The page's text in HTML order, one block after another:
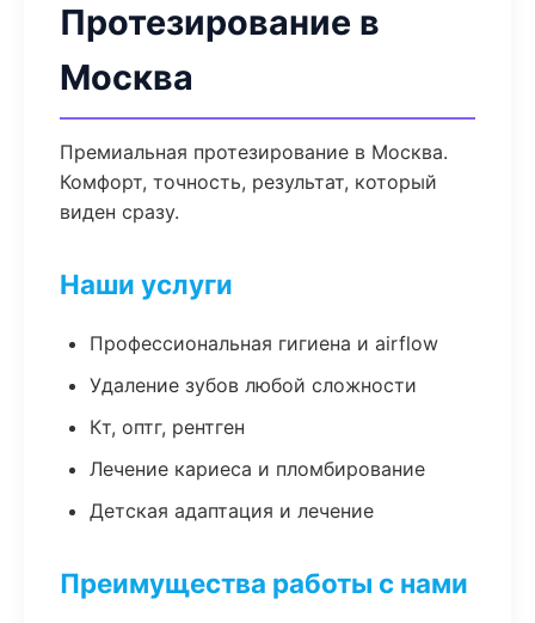
Протезирование в
Москва
Премиальная протезирование в Москва.
Комфорт, точность, результат, который
виден сразу.
Наши услуги
Профессиональная гигиена и airflow
Удаление зубов любой сложности
Кт, оптг, рентген
Лечение кариеса и пломбирование
Детская адаптация и лечение
Преимущества работы с нами